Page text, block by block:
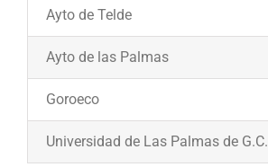
Ayto de Telde
Ayto de las Palmas
Goroeco
Universidad de Las Palmas de G.C.